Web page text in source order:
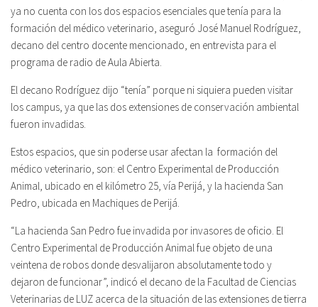
ya no cuenta con los dos espacios esenciales que tenía para la
formación del médico veterinario, aseguró José Manuel Rodríguez,
decano del centro docente mencionado, en entrevista para el
programa de radio de Aula Abierta.
El decano Rodríguez dijo “tenía” porque ni siquiera pueden visitar
los campus, ya que las dos extensiones de conservación ambiental
fueron invadidas.
Estos espacios, que sin poderse usar afectan la formación del
médico veterinario, son: el Centro Experimental de Producción
Animal, ubicado en el kilómetro 25, vía Perijá, y la hacienda San
Pedro, ubicada en Machiques de Perijá.
“La hacienda San Pedro fue invadida por invasores de oficio. El
Centro Experimental de Producción Animal fue objeto de una
veintena de robos donde desvalijaron absolutamente todo y
dejaron de funcionar”, indicó el decano de la Facultad de Ciencias
Veterinarias de LUZ acerca de la situación de las extensiones de tierra